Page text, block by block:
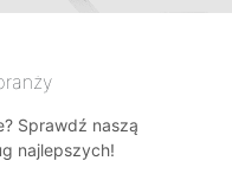
Sprawdź naszą
najlepszych!